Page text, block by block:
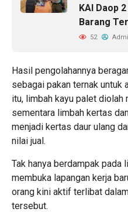
KAI Daop
Barang
52
Hasil pengolahannya
sebagai pakan ternak untuk
itu, limbah kayu palet diolah
sementara limbah kertas
menjadi kertas daur ulang
nilai jual.
Tak hanya berdampak pada
membuka lapangan kerja
orang kini aktif terlibat
tersebut.